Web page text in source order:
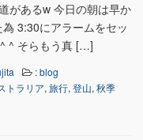
があるw 今日の朝は早か
3:30にアラームをセッ
^ ^ そらもう真 […]
:blog
トラリア, 旅行, 登山, 秋季